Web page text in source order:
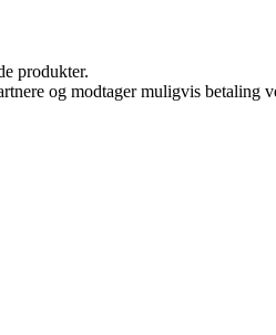
produkter.
og modtager muligvis betaling